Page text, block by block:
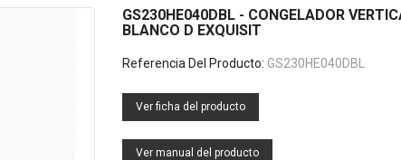
SOBREMESA 30CM NEGRO
GS230HE040DBL - CONGELADOR
BLANCO D EXQUISIT
Referencia Del Producto: GS230HE040DBL
Ver ficha del producto
Ver manual del producto